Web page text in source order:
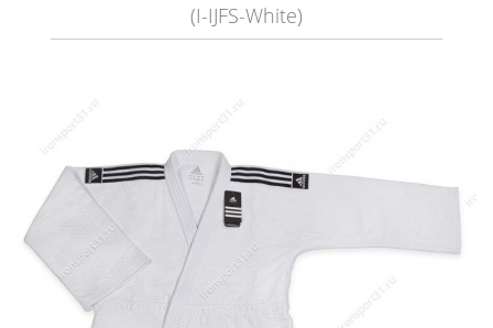
(I-IJFS-White)